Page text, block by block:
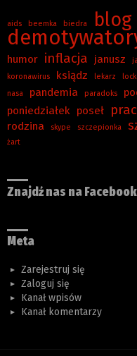
aids beemka biedra blog
humor inflacja janusz
koronawirus ksiądz lekarz
nasa pandemia paradoks
poniedziałek poseł
rodzina skype szczepionka
żart
Znajdź nas na
Meta
Zarejestruj się
Zaloguj się
Kanał wpisów
Kanał komentarzy